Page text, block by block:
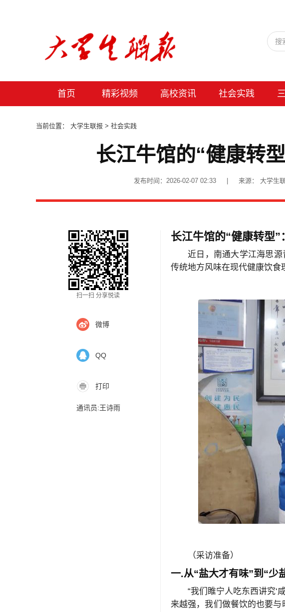
首页 精彩视频 高校资讯 社会实践
当前位置： 大学生联报 > 社会实践
长江牛馆的“健康转
发布时间：2026-02-07 02:33 | 来源： 大
扫一扫 分享悦读
微博
QQ
打印
通讯员:王诗雨
长江牛馆的“健康转型
近日，南通大学江海思
传统地方风味在现代健康饮食
（采访准备）
一.从“盐大才有味”到“少
“我们睢宁人吃东西讲究‘
来越强，我们做餐饮的也要与